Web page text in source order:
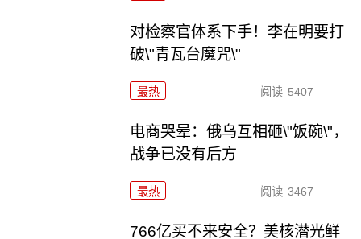
对检察官体系下手！李在明要打
破\"青瓦台魔咒\"
最热 阅读 5407
电商哭晕：俄乌互相砸\"饭碗\"，
战争已没有后方
最热 阅读 3467
766亿买不来安全？美核潜光鲜